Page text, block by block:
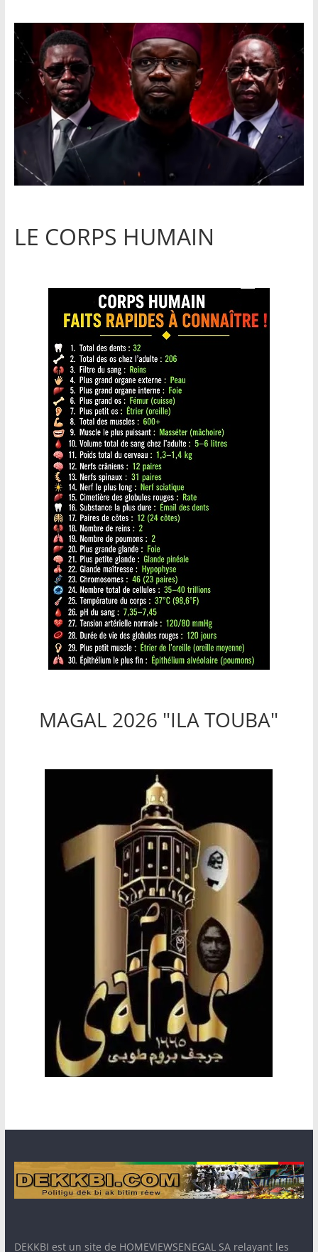
LE CORPS HUMAIN
MAGAL 2026 "ILA TOUBA"
DEKKBI est un site de HOMEVIEWSENEGAL SA relayant les